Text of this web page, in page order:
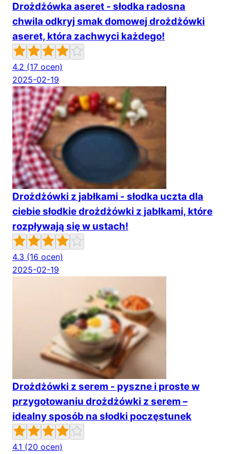
Drożdżówka aseret - słodka radosna
chwila odkryj smak domowej drożdżówki
aseret, która zachwyci każdego!
4.2 (17 ocen)
2025-02-19
Drożdżówki z jabłkami - słodka uczta dla
ciebie słodkie drożdżówki z jabłkami, które
rozpływają się w ustach!
4.3 (16 ocen)
2025-02-19
Drożdżówki z serem - pyszne i proste w
przygotowaniu drożdżówki z serem –
idealny sposób na słodki poczęstunek
4.1 (20 ocen)